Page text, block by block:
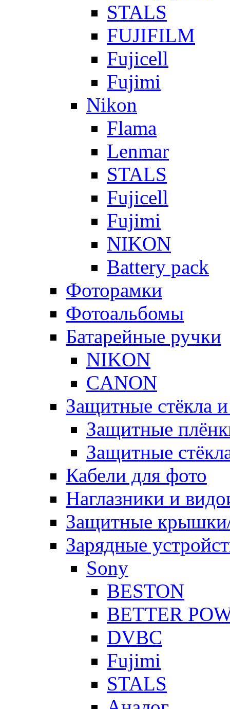
STALS
FUJIFILM
Fujicell
Fujimi
Nikon
Flama
Lenmar
STALS
Fujicell
Fujimi
NIKON
Battery pack
Фоторамки
Фотоальбомы
Батарейные ручки
NIKON
CANON
Защитные стёкла
Защитные
Защитные
Кабели для фото
Наглазники и
Защитные
Зарядные
Sony
BESTON
BETTER
DVBC
Fujimi
STALS